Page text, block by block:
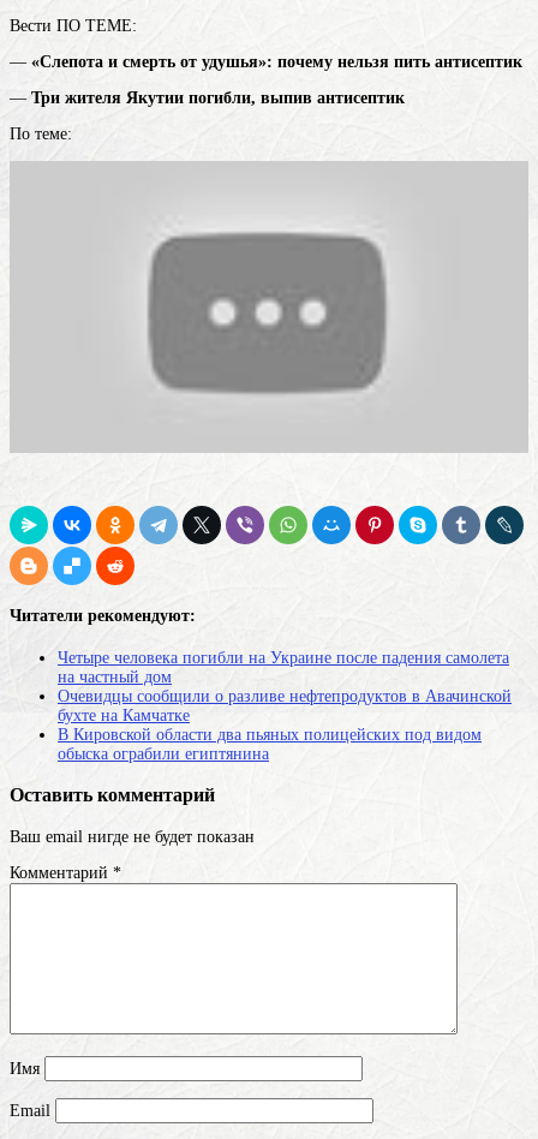
Вести ПО ТЕМЕ:
— «Слепота и смерть от удушья»: почему нельзя пить антисептик
— Три жителя Якутии погибли, выпив антисептик
По теме:
Читатели рекомендуют:
Четыре человека погибли на Украине после падения самолета
на частный дом
Очевидцы сообщили о разливе нефтепродуктов в Авачинской
бухте на Камчатке
В Кировской области два пьяных полицейских под видом
обыска ограбили египтянина
Оставить комментарий
Ваш email нигде не будет показан
Комментарий *
Имя
Email